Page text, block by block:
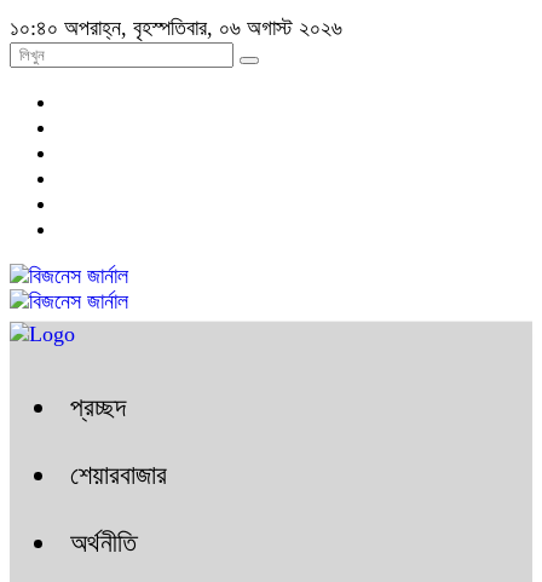
১০:৪০ অপরাহ্ন, বৃহস্পতিবার, ০৬ অগাস্ট ২০২৬
প্রচ্ছদ
শেয়ারবাজার
অর্থনীতি